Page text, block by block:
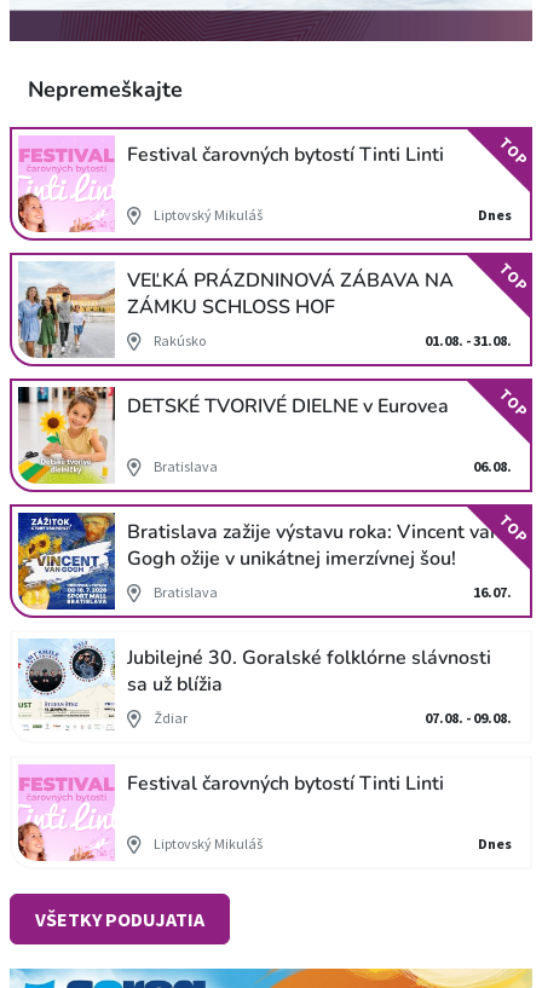
Nepremeškajte
Festival čarovných bytostí Tinti Linti
Liptovský Mikuláš Dnes
TOP
VEĽKÁ PRÁZDNINOVÁ ZÁBAVA NA
ZÁMKU SCHLOSS HOF
Rakúsko 01.08. - 31.08.
TOP
DETSKÉ TVORIVÉ DIELNE v Eurovea
Bratislava 06.08.
TOP
Bratislava zažije výstavu roka: Vincent van
Gogh ožije v unikátnej imerzívnej šou!
Bratislava 16.07.
TOP
Jubilejné 30. Goralské folklórne slávnosti
sa už blížia
Ždiar 07.08. - 09.08.
Festival čarovných bytostí Tinti Linti
Liptovský Mikuláš Dnes
VŠETKY PODUJATIA